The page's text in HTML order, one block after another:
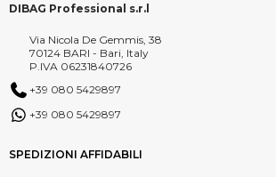
DIBAG Professional s.r.l
Via Nicola De Gemmis, 38
70124 BARI - Bari, Italy
P.IVA 06231840726
+39 080 5429897
+39 080 5429897
SPEDIZIONI AFFIDABILI